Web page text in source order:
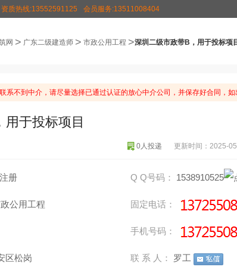
资质热线:13552591125 会员服务:13511008404
网 > 广东二级建造师 > 市政公用工程 >深圳二级市政带B，用于投标项
不到中介，请尽量选择已通过认证的放心中介公司，并保存好合同，如
用于投标项目
更新时间：2025-
0人投递
册
公用工程
区松岗
Q Q号码： 1538910525
固定电话：
手机号码：
联 系 人： 罗工